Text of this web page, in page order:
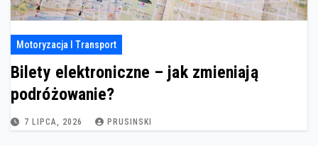
Motoryzacja I Transport
Bilety elektroniczne – jak zmieniają
podróżowanie?
7 LIPCA, 2026 PRUSINSKI